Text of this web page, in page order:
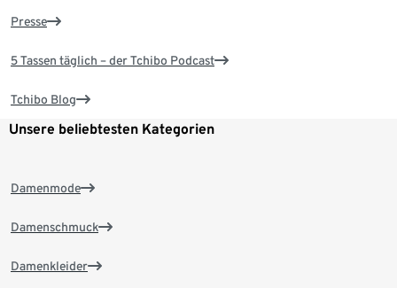
Presse
5 Tassen täglich – der Tchibo Podcast
Tchibo Blog
Unsere beliebtesten Kategorien
Damenmode
Damenschmuck
Damenkleider